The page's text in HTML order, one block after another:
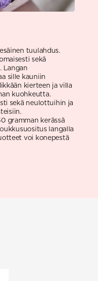
tuulahdus.
sekä
Langan
sille kauniin
kierteen ja villa
kuohkeutta.
sekä neulottuihin ja
gramman kerässä
langalla
voi konepestä